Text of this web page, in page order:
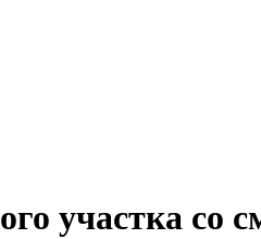
участка со